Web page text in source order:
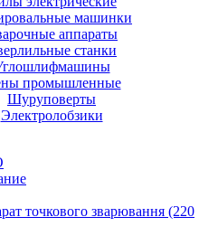
машинки
аппараты
станки
промышленные
Шуруповерты
Электролобзики
точкового зварювання (220